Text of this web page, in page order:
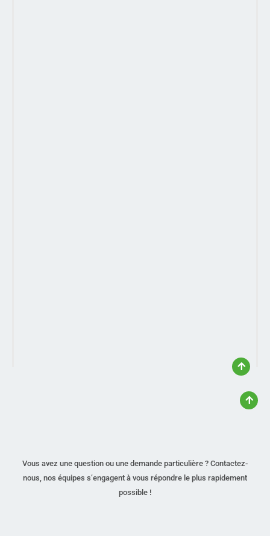
Vous avez une question ou une demande particulière ? Contactez-
nous, nos équipes s’engagent à vous répondre le plus rapidement
possible !